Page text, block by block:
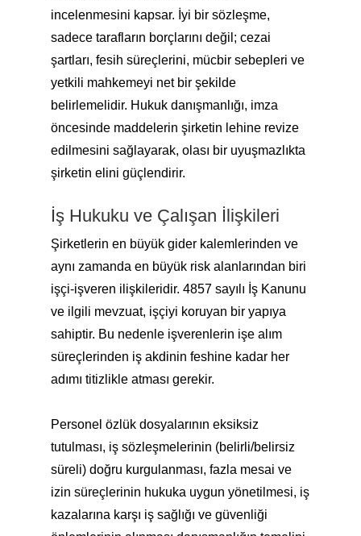
incelenmesini kapsar. İyi bir sözleşme,
sadece tarafların borçlarını değil; cezai
şartları, fesih süreçlerini, mücbir sebepleri ve
yetkili mahkemeyi net bir şekilde
belirlemelidir. Hukuk danışmanlığı, imza
öncesinde maddelerin şirketin lehine revize
edilmesini sağlayarak, olası bir uyuşmazlıkta
şirketin elini güçlendirir.
İş Hukuku ve Çalışan İlişkileri
Şirketlerin en büyük gider kalemlerinden ve
aynı zamanda en büyük risk alanlarından biri
işçi-işveren ilişkileridir. 4857 sayılı İş Kanunu
ve ilgili mevzuat, işçiyi koruyan bir yapıya
sahiptir. Bu nedenle işverenlerin işe alım
süreçlerinden iş akdinin feshine kadar her
adımı titizlikle atması gerekir.
Personel özlük dosyalarının eksiksiz
tutulması, iş sözleşmelerinin (belirli/belirsiz
süreli) doğru kurgulanması, fazla mesai ve
izin süreçlerinin hukuka uygun yönetilmesi, iş
kazalarına karşı iş sağlığı ve güvenliği